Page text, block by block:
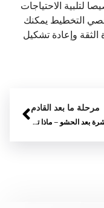
لتلبية الاحتياجات
التخطيط يمكنك
الثقة وإعادة تشكيل
مرحلة ما بعد القادم
العناية بالبشرة بعد الحشو – ماذا تفعل وماذا لتجنب